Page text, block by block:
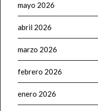
mayo 2026
abril 2026
marzo 2026
febrero 2026
enero 2026